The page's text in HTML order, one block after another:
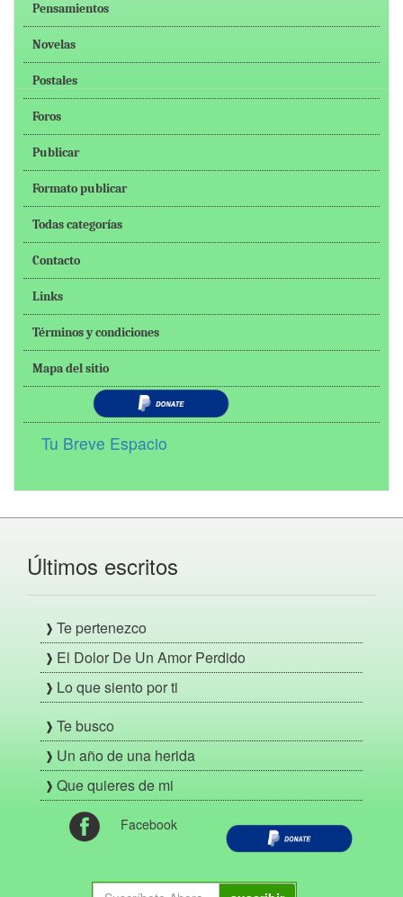
Pensamientos
Novelas
Postales
Foros
Publicar
Formato publicar
Todas categorías
Contacto
Links
Términos y condiciones
Mapa del sitio
Tu Breve Espacio
Últimos escritos
Te pertenezco
El Dolor De Un Amor Perdido
Lo que siento por ti
Te busco
Un año de una herida
Que quieres de mi
Facebook